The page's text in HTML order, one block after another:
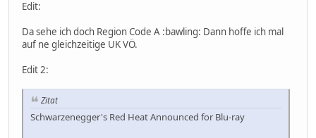
Edit:
Da sehe ich doch Region Code A :bawling: Dann hoffe ich mal
auf ne gleichzeitige UK VÖ.
Edit 2:
Zitat
Schwarzenegger's Red Heat Announced for Blu-ray